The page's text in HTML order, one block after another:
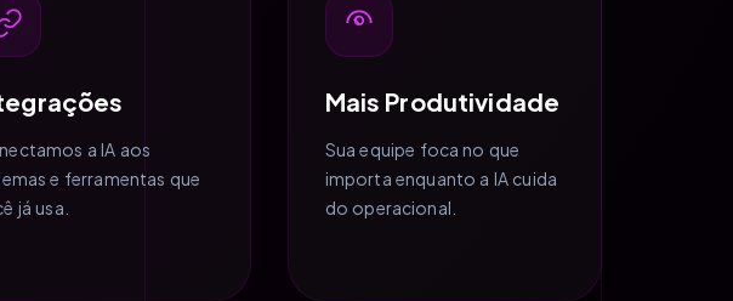
a IA aos
e ferramentas que
já usa.
Mais Produtividade
Sua equipe foca no que
importa enquanto a IA cuida
do operacional.